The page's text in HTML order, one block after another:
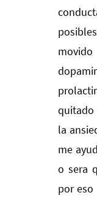
quitado
la
me
o sera
por eso